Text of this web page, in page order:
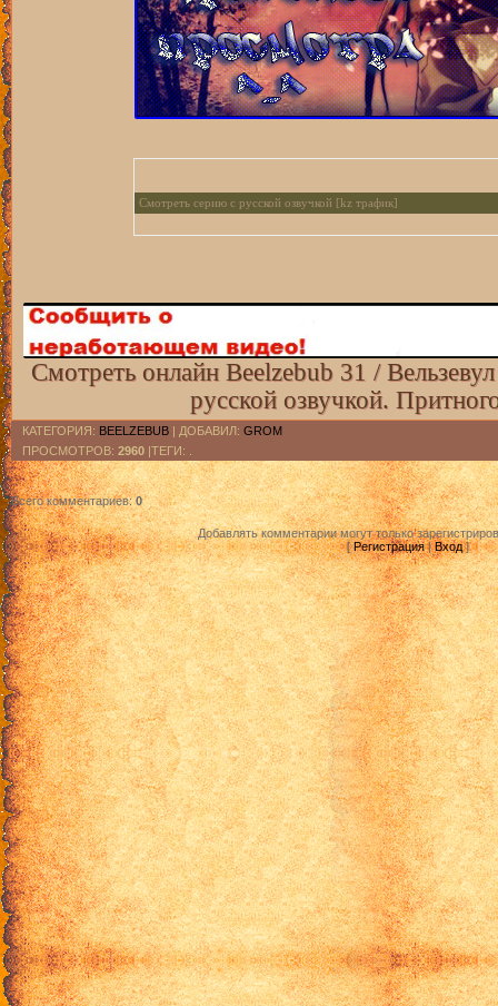
Смотреть серию с русской озвучкой [kz трафик]
Смотреть онлайн Beelzebub 31 /
русской озвучкой.
КАТЕГОРИЯ: BEELZEBUB | ДОБАВИЛ: GROM
ПРОСМОТРОВ: 2960 |ТЕГИ: .
Всего комментариев:0
Добавлять комментарии могут только
[Регистрация|Вход]